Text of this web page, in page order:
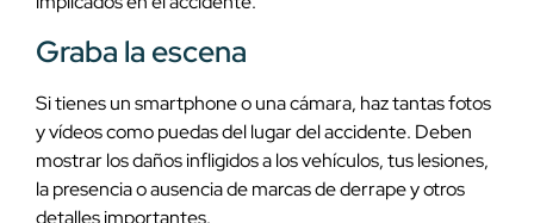
Graba la escena
Si tienes un smartphone o una cámara, haz tantas fotos
y vídeos como puedas del lugar del accidente. Deben
mostrar los daños infligidos a los vehículos, tus lesiones,
la presencia o ausencia de marcas de derrape y otros
detalles importantes.